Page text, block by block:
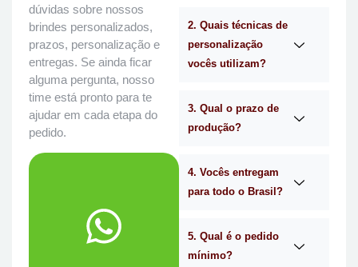
dúvidas sobre nossos
brindes personalizados,
prazos, personalização e
entregas. Se ainda ficar
alguma pergunta, nosso
time está pronto para te
ajudar em cada etapa do
pedido.
Me chama
no
2. Quais técnicas de
personalização
vocês utilizam?
3. Qual o prazo de
produção?
4. Vocês entregam
para todo o Brasil?
5. Qual é o pedido
mínimo?